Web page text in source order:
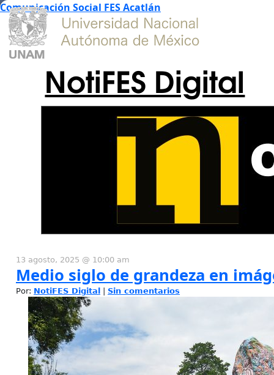
Comunicación Social FES Acatlán
NotiFES Digital
13 agosto, 2025 @ 10:00 am
Medio siglo de grandeza en
Por: NotiFES Digital Sin comentarios